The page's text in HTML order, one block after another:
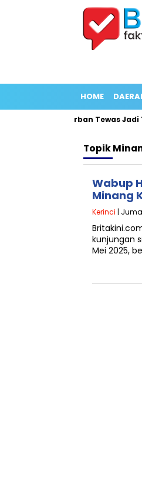
HOME
Panjang Korban Tewas Jadi 12
Topik
Wabup
Minang
Kerinci |
kunjungan
Mei 2025,